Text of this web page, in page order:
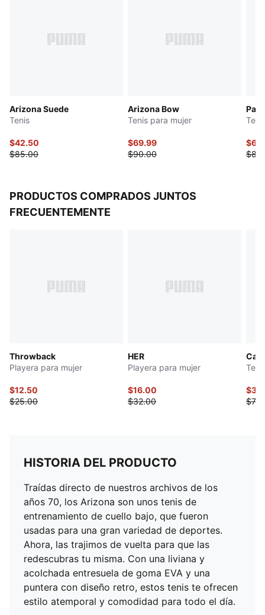
Arizona Suede
Tenis
$42.50
$85.00
Arizona Bow
Tenis para mujer
$69.99
$90.00
PRODUCTOS COMPRADOS JUNTOS
FRECUENTEMENTE
Throwback
Playera para mujer
$12.50
$25.00
HER
Playera para mujer
$16.00
$32.00
HISTORIA DEL PRODUCTO
Traídas directo de nuestros archivos de los
años 70, los Arizona son unos tenis de
entrenamiento de cuello bajo, que fueron
usadas para una gran variedad de deportes.
Ahora, las trajimos de vuelta para que las
redescubras tu misma. Con una liviana y
acolchada entresuela de goma EVA y una
puntera con diseño retro, estos tenis te ofrecen
estilo atemporal y comodidad para todo el día.